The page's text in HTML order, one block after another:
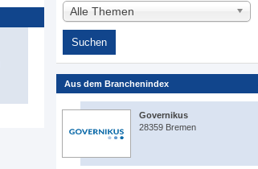
Alle Themen
Aus dem Branchenindex
Governikus
28359 Bremen